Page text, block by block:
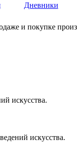
Дневники
и покупке
искусства.
искусства.